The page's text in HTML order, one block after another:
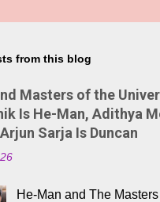
from this blog
Masters of the
Is He-Man, Adithya
Sarja Is Duncan
He-Man and The